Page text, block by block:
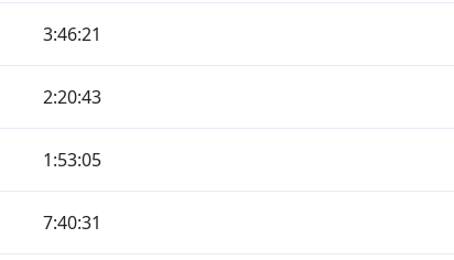
3:46:21
2:20:43
1:53:05
7:40:31